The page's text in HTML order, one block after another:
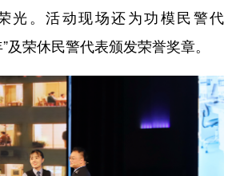
光。活动现场还为功模民警代
及荣休民警代表颁发荣誉奖章。